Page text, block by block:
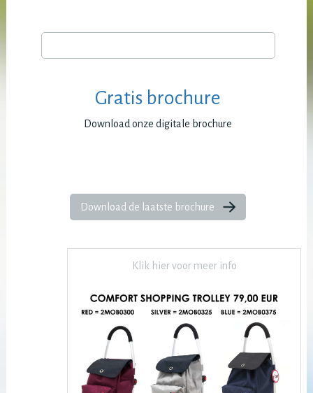
Gratis brochure
Download onze digitale brochure
Download de laatste brochure
Klik hier voor meer info